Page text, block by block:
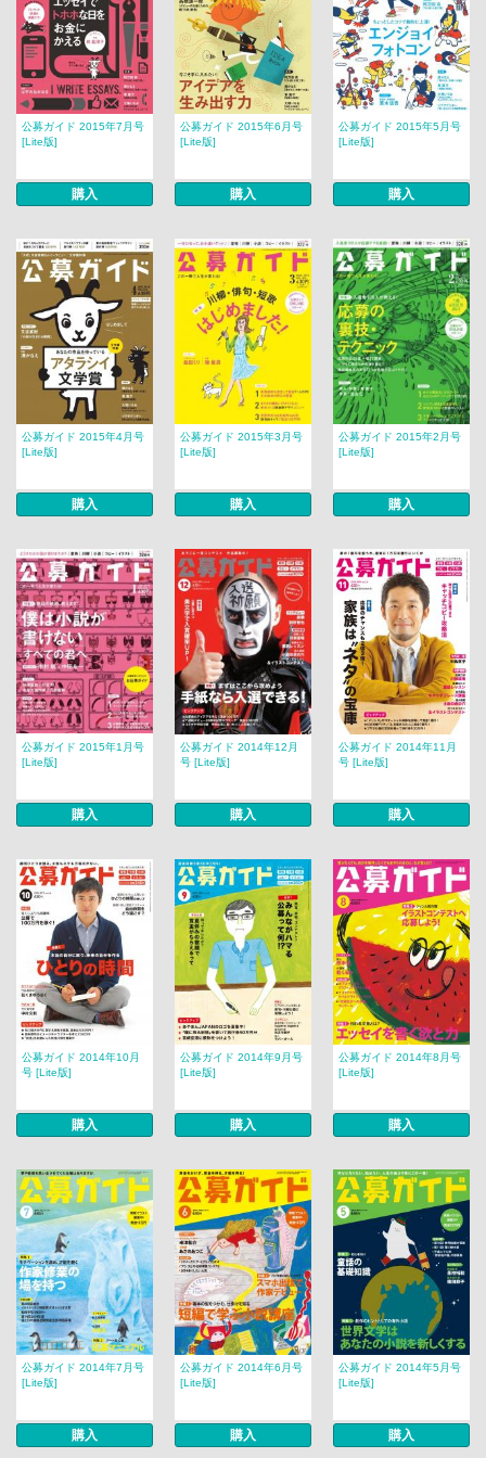
公募ガイド 2015年7月号
[Lite版]
購入
公募ガイド 2015年6月号
[Lite版]
購入
公募ガイド 2015年5月号
[Lite版]
購入
公募ガイド 2015年4月号
[Lite版]
購入
公募ガイド 2015年3月号
[Lite版]
購入
公募ガイド 2015年2月号
[Lite版]
購入
公募ガイド 2015年1月号
[Lite版]
購入
公募ガイド 2014年12月
号 [Lite版]
購入
公募ガイド 2014年11月
号 [Lite版]
購入
公募ガイド 2014年10月
号 [Lite版]
購入
公募ガイド 2014年9月号
[Lite版]
購入
公募ガイド 2014年8月号
[Lite版]
購入
公募ガイド 2014年7月号
[Lite版]
購入
公募ガイド 2014年6月号
[Lite版]
購入
公募ガイド 2014年5月号
[Lite版]
購入